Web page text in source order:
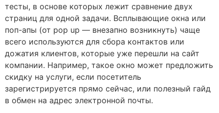
тесты, в основе которых лежит сравнение двух
страниц для одной задачи. Всплывающие окна или
поп-апы (от pop up — внезапно возникнуть) чаще
всего используются для сбора контактов или
дожатия клиентов, которые уже перешли на сайт
компании. Например, такое окно может предложить
скидку на услуги, если посетитель
зарегистрируется прямо сейчас, или полезный гайд
в обмен на адрес электронной почты.